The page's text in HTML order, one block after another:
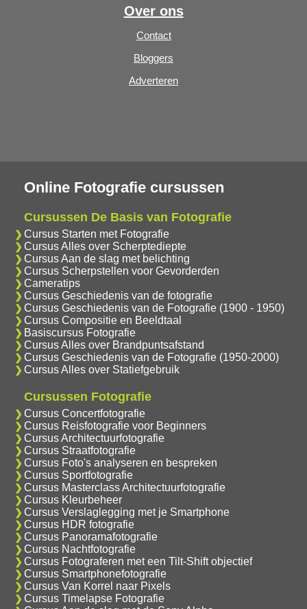
Over ons
Contact
Bloggers
Adverteren
Online Fotografie cursussen
Cursussen De Basis van Fotografie
Cursus Starten met Fotografie
Cursus Alles over Scherptediepte
Cursus Aan de slag met belichting
Cursus Scherpstellen voor Gevorderden
Cameratips
Cursus Geschiedenis van de fotografie
Cursus Geschiedenis van de Fotografie (1900 - 1950)
Cursus Compositie en Beeldtaal
Basiscursus Fotografie
Cursus Alles over Brandpuntsafstand
Cursus Geschiedenis van de Fotografie (1950-2000)
Cursus Alles over Statiefgebruik
Cursussen Fotografie
Cursus Concertfotografie
Cursus Reisfotografie voor Beginners
Cursus Architectuurfotografie
Cursus Straatfotografie
Cursus Foto's analyseren en bespreken
Cursus Sportfotografie
Cursus Masterclass Architectuurfotografie
Cursus Kleurbeheer
Cursus Verslaglegging met je Smartphone
Cursus HDR fotografie
Cursus Panoramafotografie
Cursus Nachtfotografie
Cursus Fotograferen met een Tilt-Shift objectief
Cursus Smartphonefotografie
Cursus Van Korrel naar Pixels
Cursus Timelapse Fotografie